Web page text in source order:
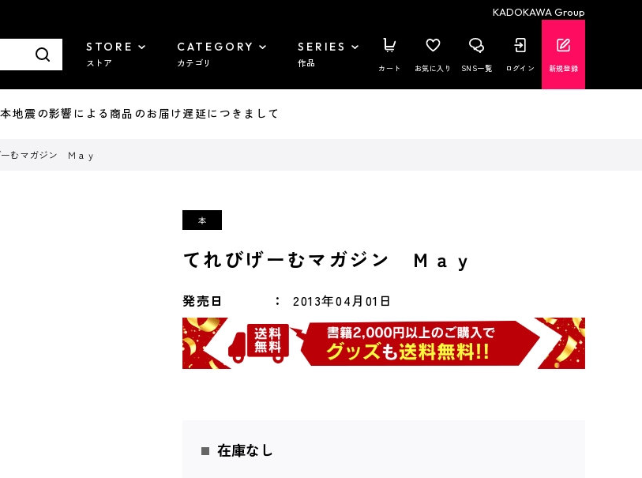
KADOKAWA Group
STORE
ストア
CATEGORY
カテゴリ
SERIES
作品 カート お気に入り SNS一覧 ログイン 新規登録
震の影響による商品のお届け遅延につきまして
むマガジン Ｍａｙ
てれびげーむマガジン Ｍａｙ
発売日 2013年04月01日
在庫なし